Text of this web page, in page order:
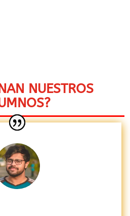
NUESTROS